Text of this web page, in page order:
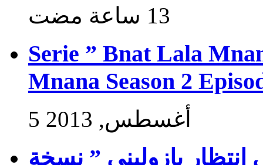
Serie ” Bnat Lala
Mnana Season 2
5 أغسطس, 2013
بازوليني ” نسخة